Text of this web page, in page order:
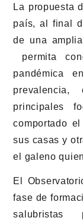
La propuesta
país, al final
de una
permita
pandémica
principales
comportado
sus casas y
el galeno
El
fase de
salubristas